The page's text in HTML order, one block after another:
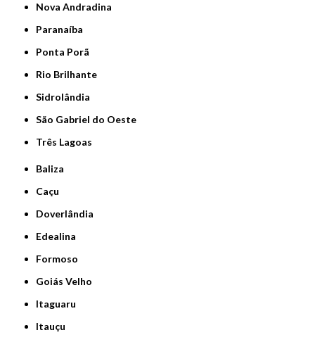
Nova Andradina
Paranaíba
Ponta Porã
Rio Brilhante
Sidrolândia
São Gabriel do Oeste
Três Lagoas
Baliza
Caçu
Doverlândia
Edealina
Formoso
Goiás Velho
Itaguaru
Itauçu